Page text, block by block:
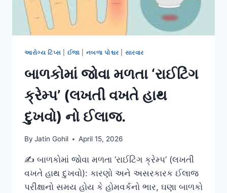
આરોગ્ય ટિપ્સ ઈજા નબળા પોશ્ચર સારવાર
બાળકોમાં જોવા મળતા ‘રાઈટિંગ
ક્રેમ્પ’ (લખતી વખતે હાથ
દુખવો) નો ઈલાજ.
By Jatin Gohil April 15, 2026
✍️ બાળકોમાં જોવા મળતા ‘રાઈટિંગ ક્રેમ્પ’ (લખતી
વખતે હાથ દુખવો): કારણો અને અસરકારક ઈલાજ
પરીક્ષાનો સમય હોય કે હોમવર્કનો ભાર, ઘણા બાળકો